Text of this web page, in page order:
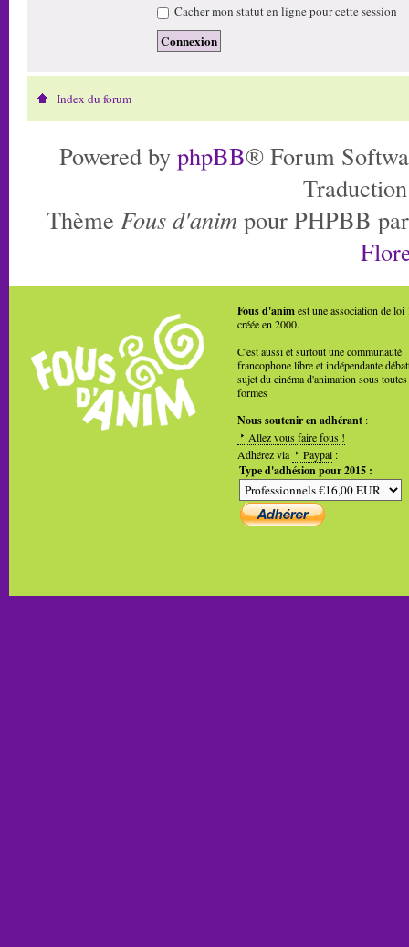
Cacher mon statut en ligne pour cette session
Index du forum
Powered by phpBB® Forum
Thème Fous d'anim pour PHPBB
Fous d'animest une association de loi
créée en 2000.
C'est aussi et surtout une communauté
francophone libre et indépendante
sujet du cinéma d'animation sous toutes
formes
Nous soutenir en adhérant :
Allez vous faire fous !
Adhérez via
Paypal :
Type d'adhésion pour 2015 :